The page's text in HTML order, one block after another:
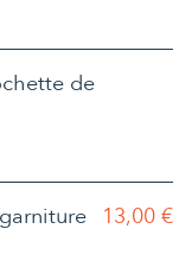
de
13,00 €